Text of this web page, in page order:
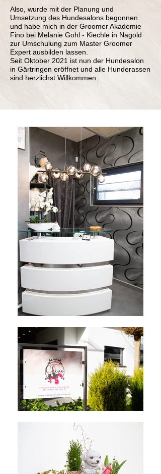
Also, wurde mit der Planung und
Umsetzung des Hundesalons begonnen
und habe mich in der Groomer Akademie
Fino bei Melanie Gohl - Kiechle in Nagold
zur Umschulung zum Master Groomer
Expert ausbilden lassen.
Seit Oktober 2021 ist nun der Hundesalon
in Gärtringen eröffnet und alle Hunderassen
sind herzlichst Willkommen.